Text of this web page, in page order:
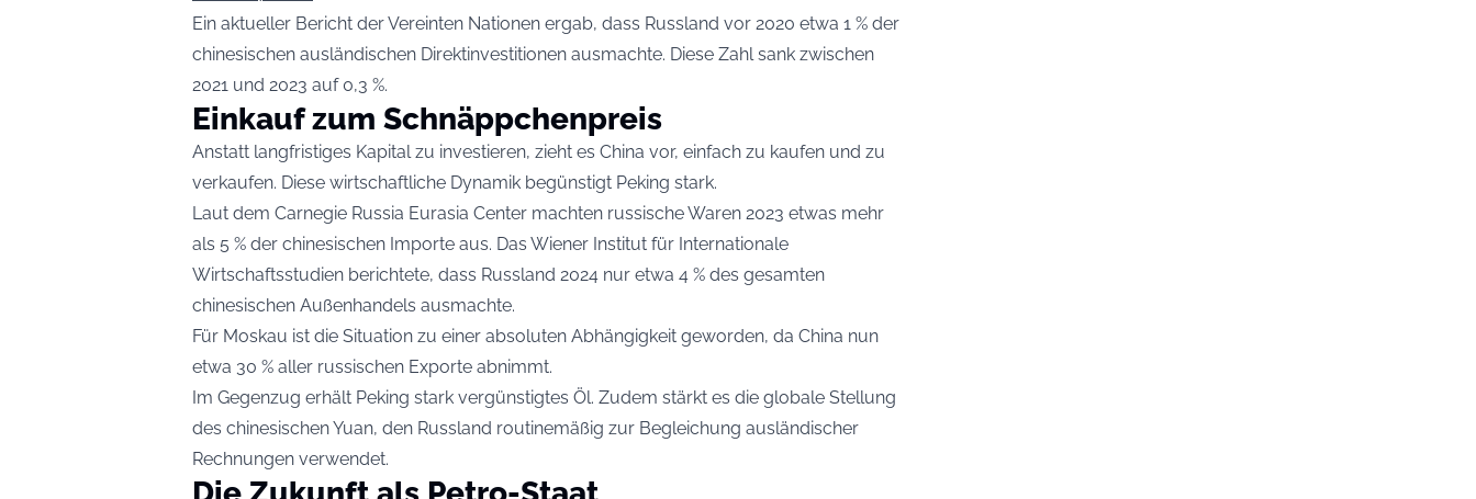
Ein aktueller Bericht der Vereinten Nationen ergab, dass Russland vor 2020 etwa 1 % der
chinesischen ausländischen Direktinvestitionen ausmachte. Diese Zahl sank zwischen
2021 und 2023 auf 0,3 %.
Einkauf zum Schnäppchenpreis
Anstatt langfristiges Kapital zu investieren, zieht es China vor, einfach zu kaufen und zu
verkaufen. Diese wirtschaftliche Dynamik begünstigt Peking stark.
Laut dem Carnegie Russia Eurasia Center machten russische Waren 2023 etwas mehr
als 5 % der chinesischen Importe aus. Das Wiener Institut für Internationale
Wirtschaftsstudien berichtete, dass Russland 2024 nur etwa 4 % des gesamten
chinesischen Außenhandels ausmachte.
Für Moskau ist die Situation zu einer absoluten Abhängigkeit geworden, da China nun
etwa 30 % aller russischen Exporte abnimmt.
Im Gegenzug erhält Peking stark vergünstigtes Öl. Zudem stärkt es die globale Stellung
des chinesischen Yuan, den Russland routinemäßig zur Begleichung ausländischer
Rechnungen verwendet.